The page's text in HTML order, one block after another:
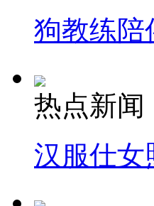
狗教练陪
热点新闻
汉服仕女